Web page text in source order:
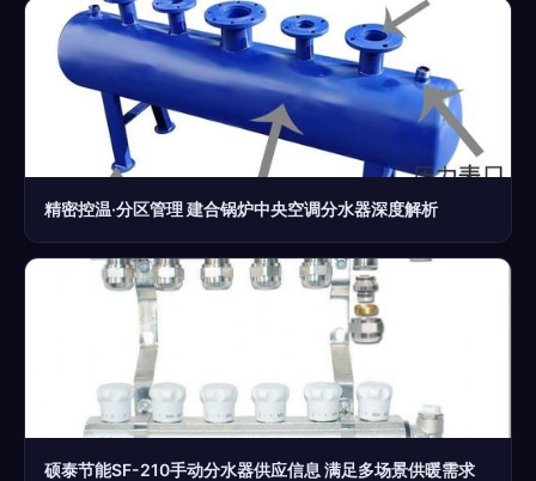
精密控温·分区管理 建合锅炉中央空调分水器深度解析
硕泰节能SF-210手动分水器供应信息 满足多场景供暖需求